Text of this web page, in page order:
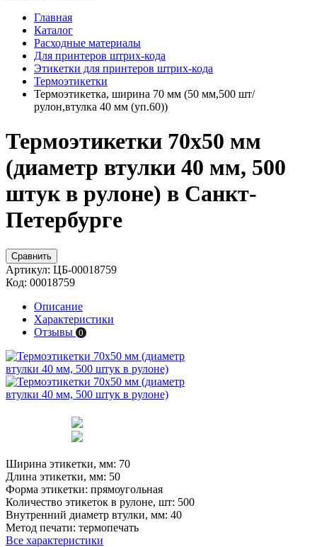
Главная
Каталог
Расходные материалы
Для принтеров штрих-кода
Этикетки для принтеров штрих-кода
Термоэтикетки
Термоэтикетка, ширина 70 мм (50 мм,500 шт/
рулон,втулка 40 мм (уп.60))
Термоэтикетки 70х50 мм
(диаметр втулки 40 мм, 500
штук в рулоне) в Санкт-
Петербурге
Сравнить
Артикул: ЦБ-00018759
Код: 00018759
Описание
Характеристики
Отзывы 0
Ширина этикетки, мм: 70
Длина этикетки, мм: 50
Форма этикетки: прямоугольная
Количество этикеток в рулоне, шт: 500
Внутренний диаметр втулки, мм: 40
Метод печати: термопечать
Все характеристики